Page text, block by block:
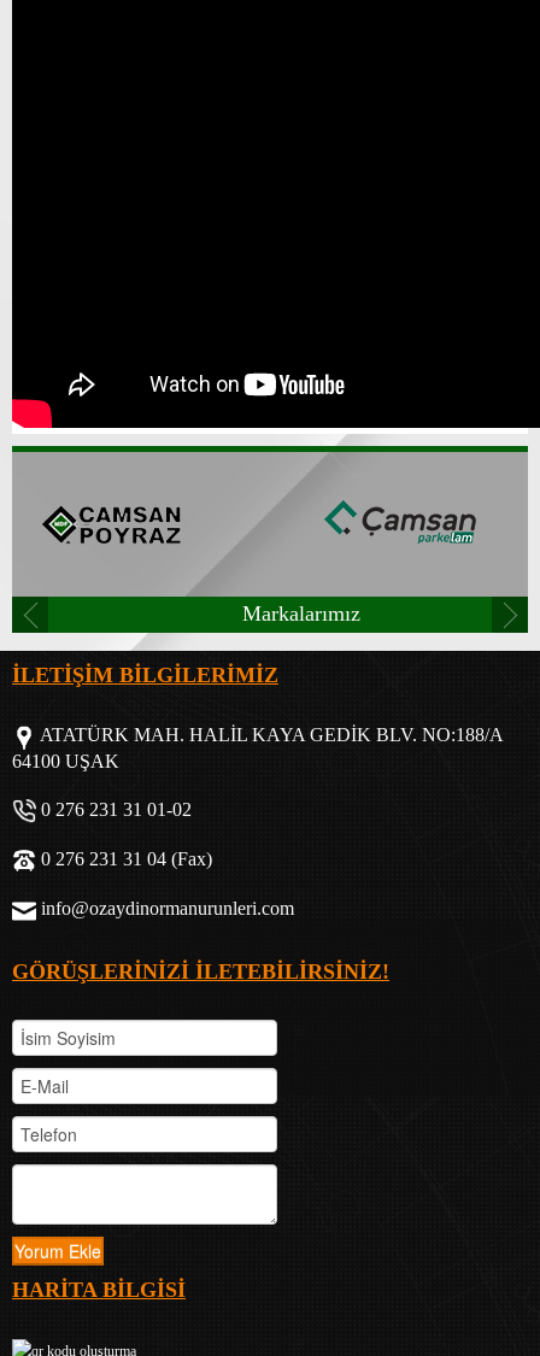
Markalarımız
İLETİŞİM BİLGİLERİMİZ
ATATÜRK MAH. HALİL KAYA GEDİK BLV. NO:188/A
64100 UŞAK
0 276 231 31 01-02
0 276 231 31 04 (Fax)
info@ozaydinormanurunleri.com
GÖRÜŞLERİNİZİ İLETEBİLİRSİNİZ!
HARİTA BİLGİSİ